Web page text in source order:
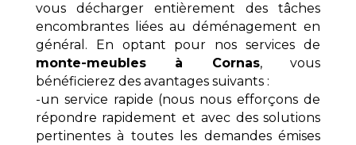
vous décharger entièrement des tâches
encombrantes liées au déménagement en
général. En optant pour nos services de
monte-meubles à Cornas, vous
bénéficierez des avantages suivants :
-un service rapide (nous nous efforçons de
répondre rapidement et avec des solutions
pertinentes à toutes les demandes émises